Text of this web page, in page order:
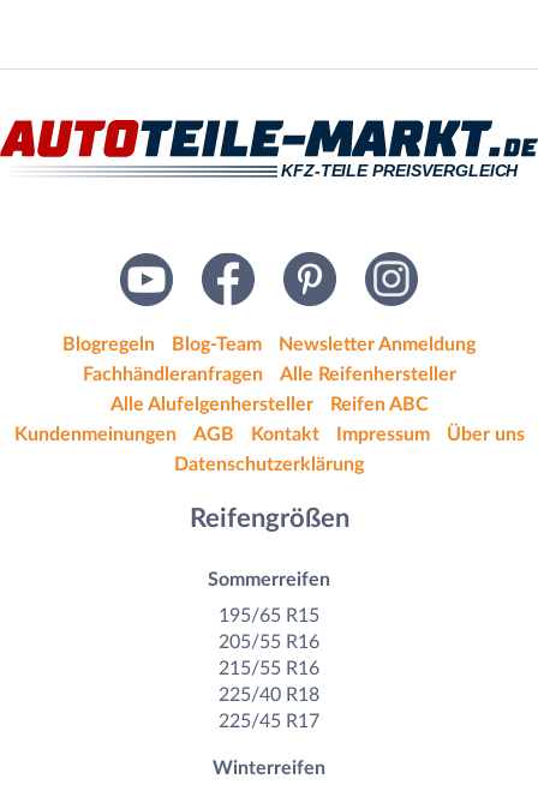
Blogregeln Blog-Team
Newsletter Anmeldung
Fachhändleranfragen
Alle Reifenhersteller
Alle Alufelgenhersteller
Reifen ABC
Kundenmeinungen
AGB Kontakt Impressum
Über uns
Datenschutzerklärung
Reifengrößen
Sommerreifen
195/65 R15
205/55 R16
215/55 R16
225/40 R18
225/45 R17
Winterreifen